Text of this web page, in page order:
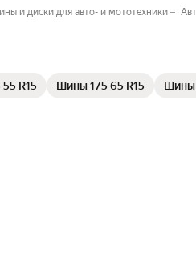
и диски для авто- и мототехники
R15 Шины 175 65 R15 Шины